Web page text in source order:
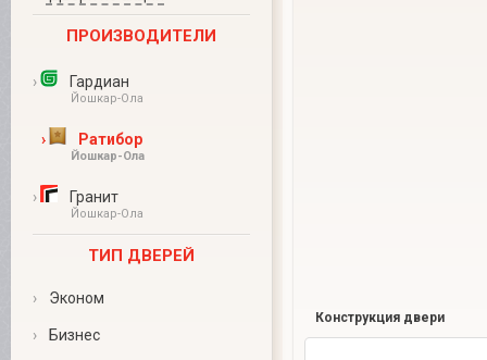
ПРОИЗВОДИТЕЛИ
› Гардиан
Йошкар-Ола
› Ратибор
Йошкар-Ола
› Гранит
Йошкар-Ола
ТИП ДВЕРЕЙ
› Эконом
› Бизнес
Конструкция двери